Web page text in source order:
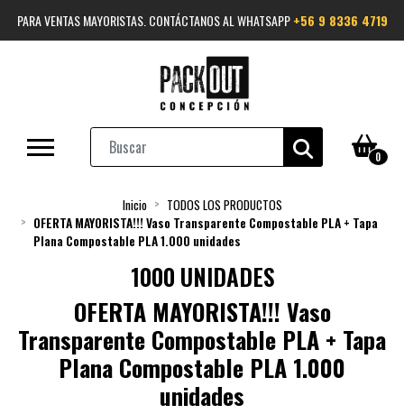
PARA VENTAS MAYORISTAS. CONTÁCTANOS AL WHATSAPP+56 9 8336 4719
0
Inicio
TODOS LOS PRODUCTOS
OFERTA MAYORISTA!!! Vaso Transparente Compostable PLA + Tapa
Plana Compostable PLA 1.000 unidades
1000 UNIDADES
OFERTA MAYORISTA!!! Vaso
Transparente Compostable PLA + Tapa
Plana Compostable PLA 1.000
unidades